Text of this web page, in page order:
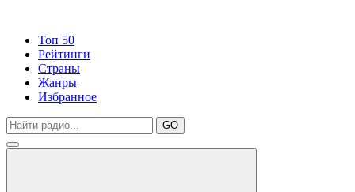
Топ 50
Рейтинги
Страны
Жанры
Избранное
GO